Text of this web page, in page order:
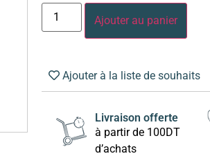
Ajouter au panier
Ajouter à la liste de souhaits
Livraison offerte
à partir de 100DT
d’achats